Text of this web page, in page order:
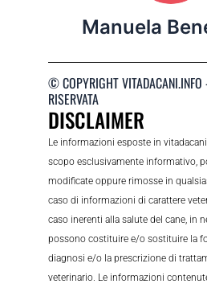
Manuela
© COPYRIGHT VITADACANI.INFO
RISERVATA
DISCLAIMER
Le informazioni esposte in
scopo esclusivamente informativo,
modificate oppure rimosse in
caso di informazioni di carattere
caso inerenti alla salute del cane, in
possono costituire e/o sostituire la
diagnosi e/o la prescrizione di
veterinario. Le informazioni